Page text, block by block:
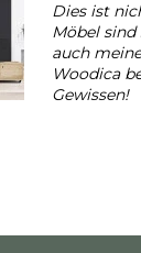
Dies ist
Möbel
auch
Woodica
Gewissen!